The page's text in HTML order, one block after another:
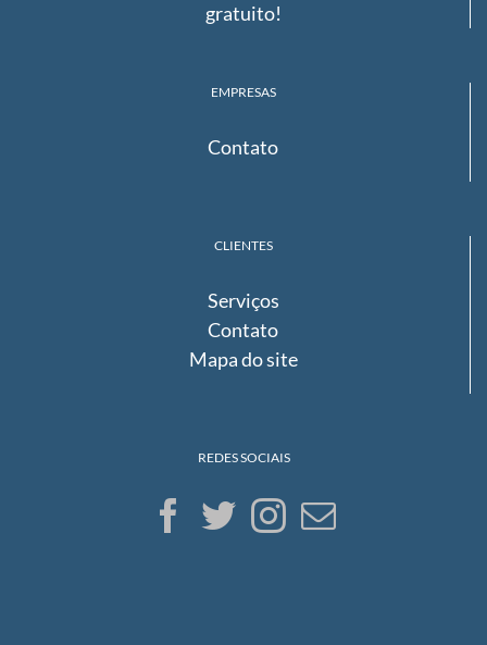
gratuito!
EMPRESAS
Contato
CLIENTES
Serviços
Contato
Mapa do site
REDES SOCIAIS